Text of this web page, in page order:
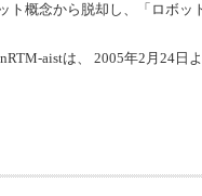
概念から脱却し、「ロボ
aistは、 2005年2月24日